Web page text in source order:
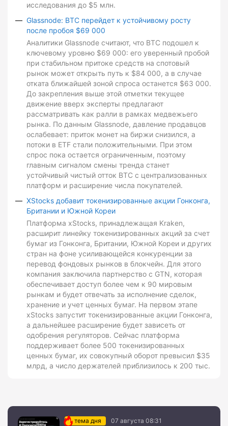
исследования до $5 млн.
Glassnode: BTC перейдет к устойчивому росту
после пробоя $69 000
Аналитики Glassnode считают, что BTC подошел к
ключевому уровню $69 000: его уверенный пробой
при стабильном притоке средств на спотовый
рынок может открыть путь к $84 000, а в случае
отката ближайшей зоной спроса останется $63 000.
До закрепления выше этой отметки текущее
движение вверх эксперты предлагают
рассматривать как ралли в рамках медвежьего
рынка. По данным Glassnode, давление продавцов
ослабевает: приток монет на биржи снизился, а
потоки в ETF стали положительными. При этом
спрос пока остается ограниченным, поэтому
главным сигналом смены тренда станет
устойчивый чистый отток BTC с централизованных
платформ и расширение числа покупателей.
XStocks добавит токенизированные акции Гонконга,
Британии и Южной Кореи
Платформа xStocks, принадлежащая Kraken,
расширит линейку токенизированных акций за счет
бумаг из Гонконга, Британии, Южной Кореи и других
стран на фоне усиливающейся конкуренции за
перевод фондовых рынков в блокчейн. Для этого
компания заключила партнерство с GTN, которая
обеспечивает доступ более чем к 90 мировым
рынкам и будет отвечать за исполнение сделок,
хранение и учет ценных бумаг. На первом этапе
xStocks запустит токенизированные акции Гонконга,
а дальнейшее расширение будет зависеть от
одобрения регуляторов. Сейчас платформа
поддерживает более 500 токенизированных
ценных бумаг, их совокупный оборот превысил $35
млрд, а число держателей приблизилось к 200 тыс.
тема дня 07 августа 08:31